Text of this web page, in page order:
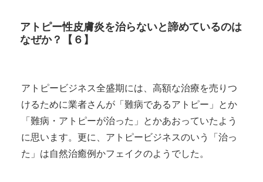
アトピー性皮膚炎を治らないと諦めているのは
なぜか？【６】
アトピービジネス全盛期には、高額な治療を売りつ
けるために業者さんが「難病であるアトピー」とか
「難病・アトピーが治った」とかあおっていたよう
に思います。更に、アトピービジネスのいう「治っ
た」は自然治癒例かフェイクのようでした。